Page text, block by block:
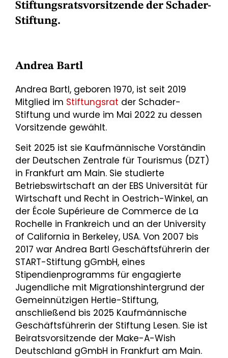
Stiftungsratsvorsitzende der Schader-
Stiftung.
Andrea Bartl
Andrea Bartl, geboren 1970, ist seit 2019
Mitglied im Stiftungsrat der Schader-
Stiftung und wurde im Mai 2022 zu dessen
Vorsitzende gewählt.
Seit 2025 ist sie Kaufmännische Vorständin
der Deutschen Zentrale für Tourismus (DZT)
in Frankfurt am Main. Sie studierte
Betriebswirtschaft an der EBS Universität für
Wirtschaft und Recht in Oestrich-Winkel, an
der École Supérieure de Commerce de La
Rochelle in Frankreich und an der University
of California in Berkeley, USA. Von 2007 bis
2017 war Andrea Bartl Geschäftsführerin der
START-Stiftung gGmbH, eines
Stipendienprogramms für engagierte
Jugendliche mit Migrationshintergrund der
Gemeinnützigen Hertie-Stiftung,
anschließend bis 2025 Kaufmännische
Geschäftsführerin der Stiftung Lesen. Sie ist
Beiratsvorsitzende der Make-A-Wish
Deutschland gGmbH in Frankfurt am Main.